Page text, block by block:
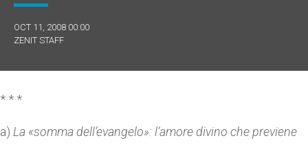
OCT 11, 2008 00:00
ZENIT STAFF
* * *
a) La «somma dell’evangelo»: l’amore divino che previene